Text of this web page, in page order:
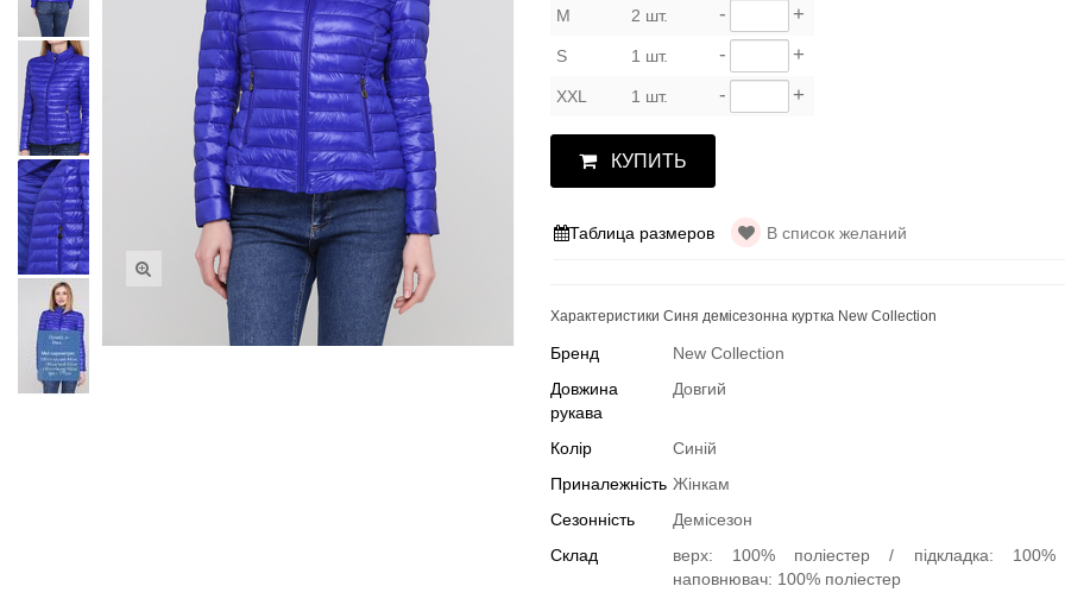
M
2 шт. - +
S 1 шт. - +
XXL 1 шт. - +
КУПИТЬ
Таблица размеров В список желаний
Характеристики Синя демісезонна куртка New Collection
Бренд
New Collection
Довжина
рукава
Довгий
Колір
Синій
Приналежність Жінкам
Сезонність
Демісезон
Склад
верх: 100% поліестер / підкладка: 100%
наповнювач: 100% поліестер